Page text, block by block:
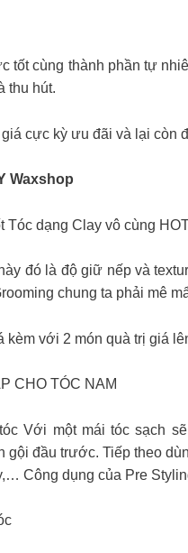
tốt cùng thành phần tự
thu hút.
cực kỳ ưu đãi và lại còn
Waxshop
Tóc dạng Clay vô cùng
đó là độ giữ nếp và
chung ta phải mê
với 2 món quà trị giá
CHO TÓC NAM
Với một mái tóc sạch
gội đầu trước. Tiếp theo
Công dụng của Pre